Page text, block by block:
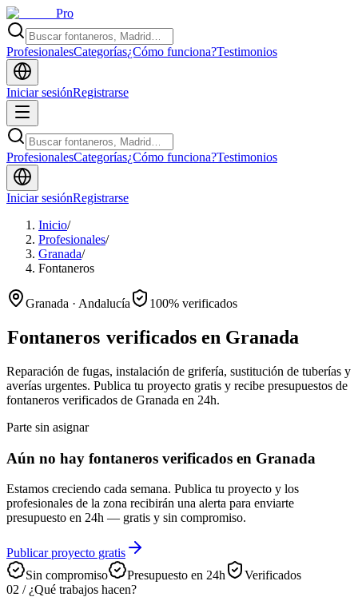
Pro
ProfesionalesCategorías¿Cómo funciona?Testimonios
Iniciar sesiónRegistrarse
ProfesionalesCategorías¿Cómo funciona?Testimonios
Iniciar sesiónRegistrarse
Inicio/
Profesionales/
Granada/
Fontaneros
Granada · Andalucía 100% verificados
Fontaneros verificados en Granada
Reparación de fugas, instalación de grifería, sustitución de tuberías y
averías urgentes. Publica tu proyecto gratis y recibe presupuestos de
fontaneros verificados de Granada en 24h.
Parte sin asignar
Aún no hay fontaneros verificados en Granada
Estamos creciendo cada semana. Publica tu proyecto y los
profesionales de la zona recibirán una alerta para enviarte
presupuesto en 24h — gratis y sin compromiso.
Publicar proyecto gratis
Sin compromiso
Presupuesto en 24h
Verificados
02 / ¿Qué trabajos hacen?